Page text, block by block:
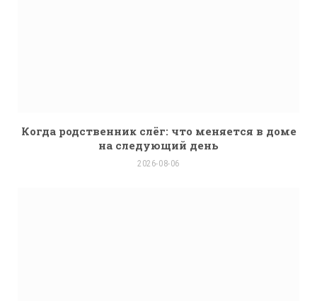
Когда родственник слёг: что меняется в доме
на следующий день
2026-08-06